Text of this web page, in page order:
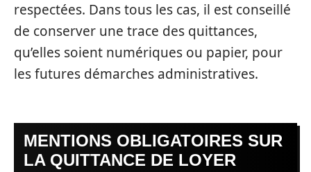
respectées. Dans tous les cas, il est conseillé
de conserver une trace des quittances,
qu’elles soient numériques ou papier, pour
les futures démarches administratives.
MENTIONS OBLIGATOIRES SUR
LA QUITTANCE DE LOYER